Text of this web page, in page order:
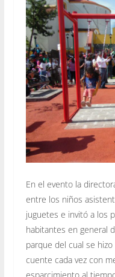
En el evento la
entre los niños
juguetes e invitó a los
habitantes en general
parque del cual se
cuente cada vez con